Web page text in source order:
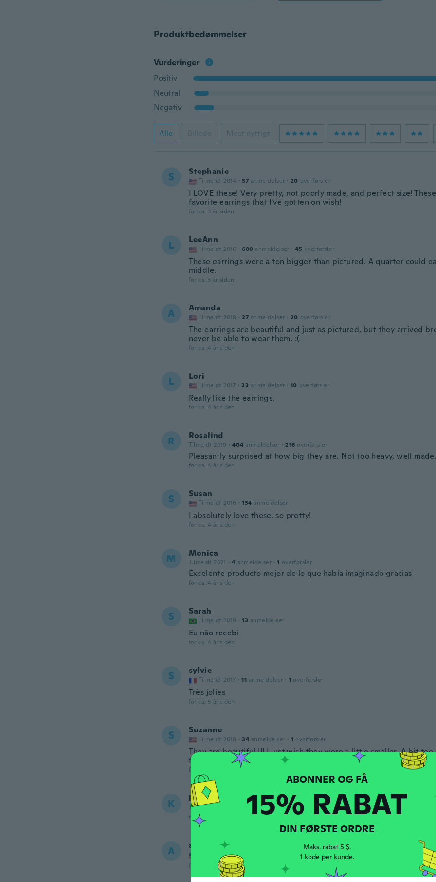
Produktbedømmelser
Vurderinger
Positiv
Neutral
Negativ
Alle Billede Mest nyttigt
S Stephanie
Tilmeldt 2014 · 37 anmeldelser · 20 overførsler
I LOVE these! Very pretty, not poorly made, and perfect size!
favorite earrings that I've gotten on wish!
for ca. 3 år siden
L LeeAnn
Tilmeldt 2016 · 680 anmeldelser · 45 overførsler
These earrings were a ton bigger than pictured. A quarter could
middle.
for ca. 3 år siden
A Amanda
Tilmeldt 2018 · 27 anmeldelser · 20 overførsler
The earrings are beautiful and just as pictured, but they arrived
never be able to wear them. :(
for ca. 4 år siden
L Lori
Tilmeldt 2017 · 23 anmeldelser · 10 overførsler
Really like the earrings.
for ca. 4 år siden
R Rosalind
Tilmeldt 2019 · 404 anmeldelser · 216 overførsler
Pleasantly surprised at how big they are. Not too heavy, well
for ca. 4 år siden
S Susan
Tilmeldt 2016 · 134 anmeldelser
I absolutely love these, so pretty!
for ca. 4 år siden
M Monica
Tilmeldt 2021 · 4 anmeldelser · 1 overførsler
Excelente producto mejor de lo que había imaginado gracias
for ca. 4 år siden
S Sarah
Tilmeldt 2019 · 13 anmeldelser
Eu não recebi
for ca. 4 år siden
S sylvie
Tilmeldt 2017 · 11 anmeldelser · 1 overførsler
Très jolies
for ca. 5 år siden
S Suzanne
Tilmeldt 2018 · 34 anmeldelser · 1 overførsler
They are beautiful !!! I just wish they were a little smaller. A bit
for my tastes, but beautiful nonetheless.
for ca. 5 år siden
K kazu
Tilmeldt 2018
anmeldelser
for ca. 5 år siden
A angela
Tilmeldt 2017 ·
for ca. 5 år siden
15% RABAT
DIN FØRSTE ORDRE
Maks. rabat 5 $.
1 kode per kunde.